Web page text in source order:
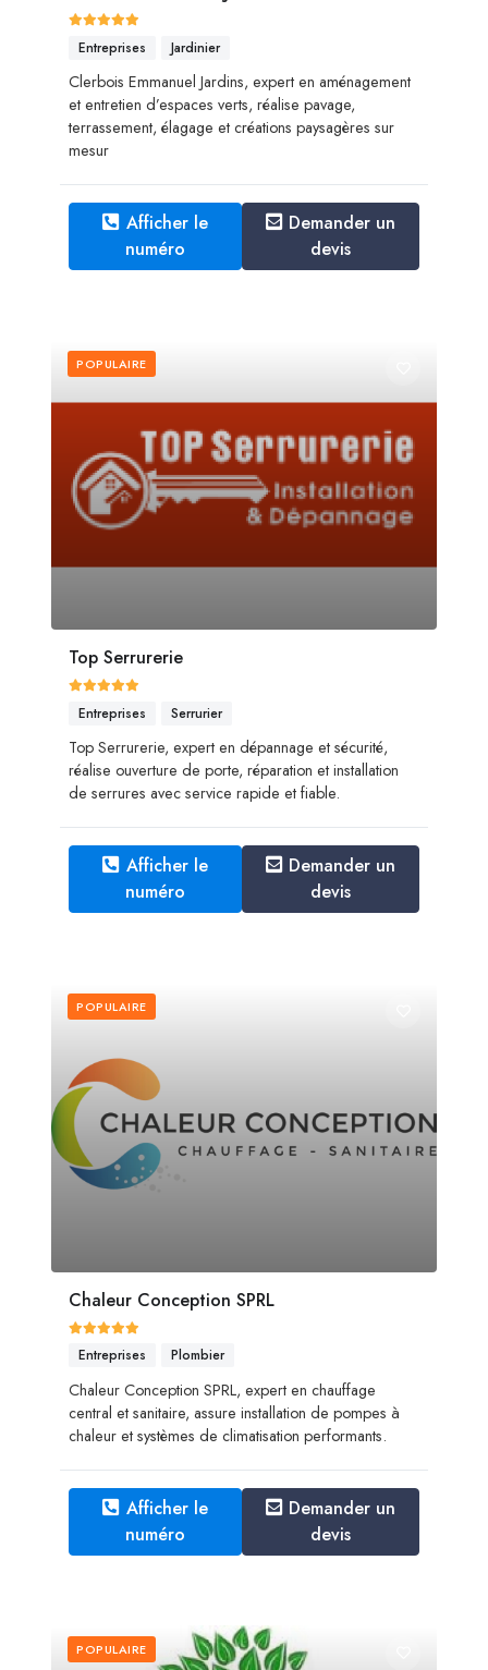
Entreprises Jardinier
Clerbois Emmanuel Jardins, expert en aménagement
et entretien d’espaces verts, réalise pavage,
terrassement, élagage et créations paysagères sur
mesur
Afficher le
numéro
Demander un
devis
POPULAIRE
Top Serrurerie
Entreprises Serrurier
Top Serrurerie, expert en dépannage et sécurité,
réalise ouverture de porte, réparation et installation
de serrures avec service rapide et fiable.
Afficher le
numéro
Demander un
devis
POPULAIRE
Chaleur Conception SPRL
Entreprises Plombier
Chaleur Conception SPRL, expert en chauffage
central et sanitaire, assure installation de pompes à
chaleur et systèmes de climatisation performants.
Afficher le
numéro
Demander un
devis
POPULAIRE